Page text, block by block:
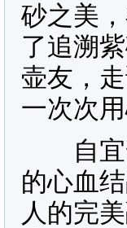
砂之美
了追溯
壶友，
一次次
自宜斋
的心血
人的完